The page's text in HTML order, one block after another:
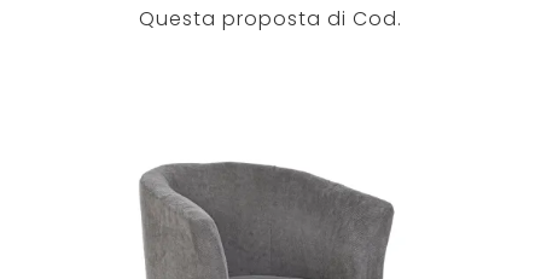
Questa proposta di Cod.